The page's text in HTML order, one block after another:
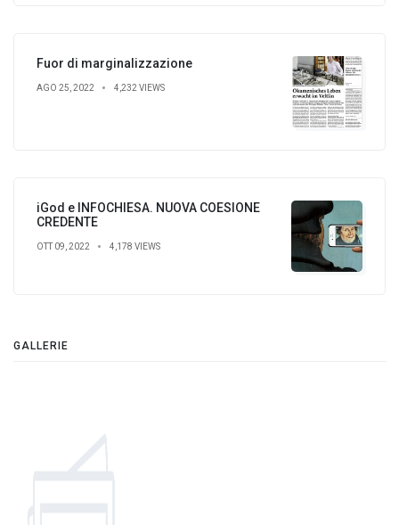
Fuor di marginalizzazione
AGO 25, 2022 4,232 VIEWS
iGod e INFOCHIESA. NUOVA COESIONE
CREDENTE
OTT 09, 2022 4,178 VIEWS
GALLERIE